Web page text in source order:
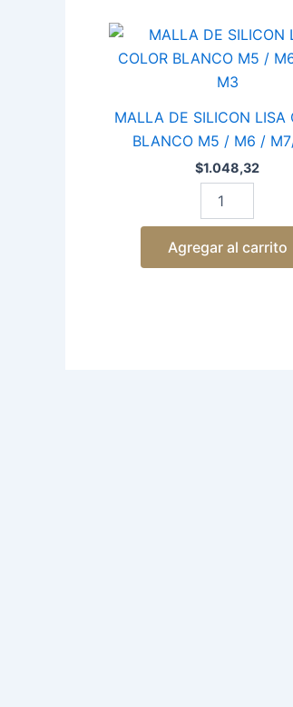
MALLA DE SILICON LISA
BLANCO M5 / M6 /
$1.048,32
MALLA
SILICON
LISA
BLANCO
M5
M6
M3
cantidad
Agregar al carrito